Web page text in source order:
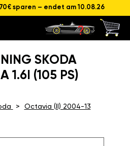
sparen – endet am 10.08.26
SKODA
1.6I (105 PS)
Octavia (II) 2004-13